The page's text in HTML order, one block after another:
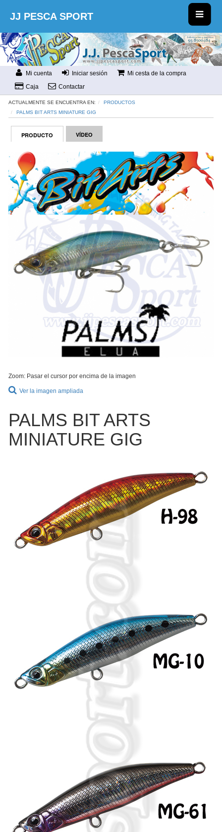
JJ PESCA SPORT
Mi cuenta Iniciar sesión
Mi cesta de la compra
Caja
Contactar
ACTUALMENTE SE ENCUENTRA EN:
PRODUCTOS
PALMS BIT ARTS MINIATURE GIG
PRODUCTO VÍDEO
Zoom: Pasar el cursor por encima de la imagen
Ver la imagen ampliada
PALMS BIT ARTS
MINIATURE GIG